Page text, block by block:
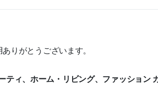
りがとうございます。
ティ、ホーム・リビング、ファッション